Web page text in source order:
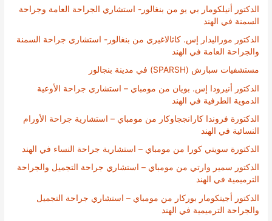
الدكتور أنيلكومار بي يو من بنغالور- استشاري الجراحة العامة وجراحة
السمنة في الهند
الدكتور موراليدار إس. كاثالاغيري من بنغالور- استشاري جراحة السمنة
والجراحة العامة في الهند
مستشفيات سبارش (SPARSH) في مدينة بنجالور
الدكتور أنيرودا إس. بويان من مومباي – استشاري جراحة الأوعية
الدموية الطرفية في الهند
الدكتورة فروندا كارانججاوكار من مومباي – استشارية جراحة الأورام
النسائية في الهند
الدكتورة سويتي كورا من مومباي – استشارية جراحة النساء في الهند
الدكتور سمير وارتي من مومباي – استشاري جراحة التجميل والجراحة
الترميمية في الهند
الدكتور أجيتكومار بوركار من مومباي – استشاري جراحة التجميل
والجراحة الترميمية في الهند